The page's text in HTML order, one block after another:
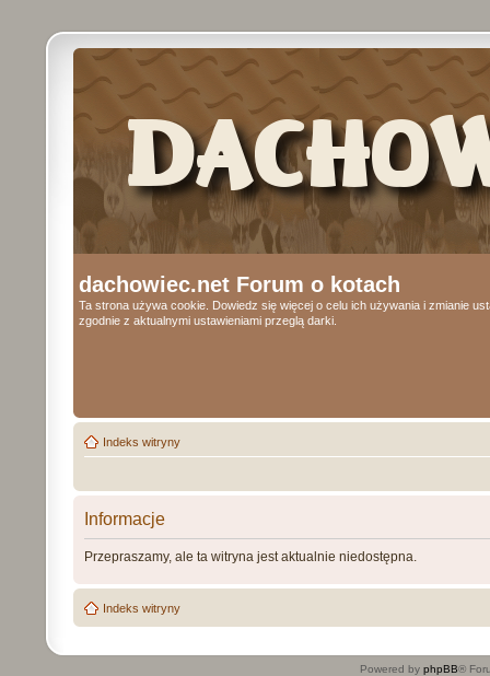
dachowiec.net Forum o kotach
Ta strona używa cookie. Dowiedz się więcej o celu ich używania i zmianie
zgodnie z aktualnymi ustawieniami przeglą darki.
Indeks witryny
Informacje
Przepraszamy, ale ta witryna jest aktualnie niedostępna.
Indeks witryny
Powered by phpBB®